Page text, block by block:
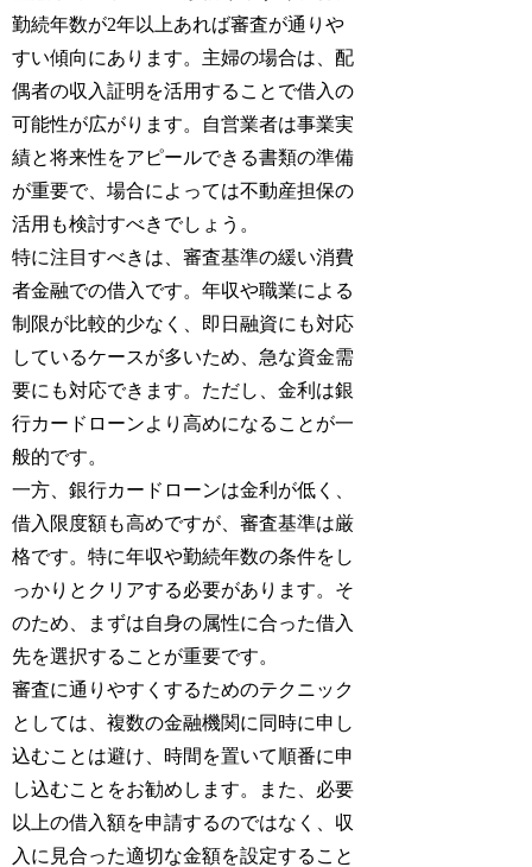
勤続年数が2年以上あれば審査が通りや
すい傾向にあります。主婦の場合は、配
偶者の収入証明を活用することで借入の
可能性が広がります。自営業者は事業実
績と将来性をアピールできる書類の準備
が重要で、場合によっては不動産担保の
活用も検討すべきでしょう。
特に注目すべきは、審査基準の緩い消費
者金融での借入です。年収や職業による
制限が比較的少なく、即日融資にも対応
しているケースが多いため、急な資金需
要にも対応できます。ただし、金利は銀
行カードローンより高めになることが一
般的です。
一方、銀行カードローンは金利が低く、
借入限度額も高めですが、審査基準は厳
格です。特に年収や勤続年数の条件をし
っかりとクリアする必要があります。そ
のため、まずは自身の属性に合った借入
先を選択することが重要です。
審査に通りやすくするためのテクニック
としては、複数の金融機関に同時に申し
込むことは避け、時間を置いて順番に申
し込むことをお勧めします。また、必要
以上の借入額を申請するのではなく、収
入に見合った適切な金額を設定すること